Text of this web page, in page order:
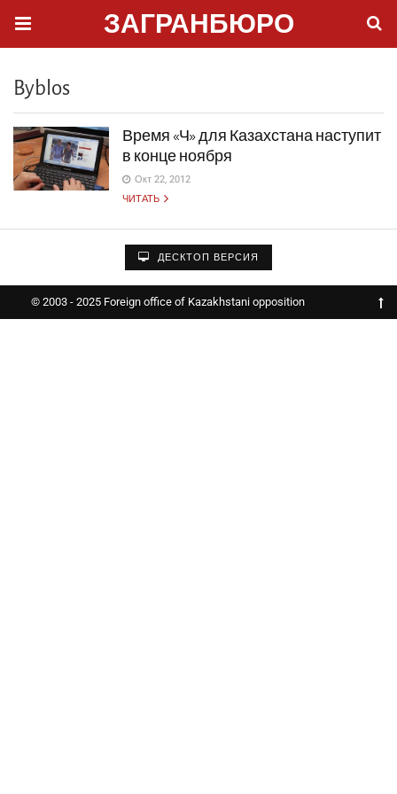
ЗАГРАНБЮРО
Byblos
Время «Ч» для Казахстана наступит
в конце ноября
Окт 22, 2012
ЧИТАТЬ
ДЕСКТОП ВЕРСИЯ
© 2003 - 2025 Foreign office of Kazakhstani opposition